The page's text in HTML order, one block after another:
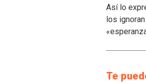
Así lo
los
Te